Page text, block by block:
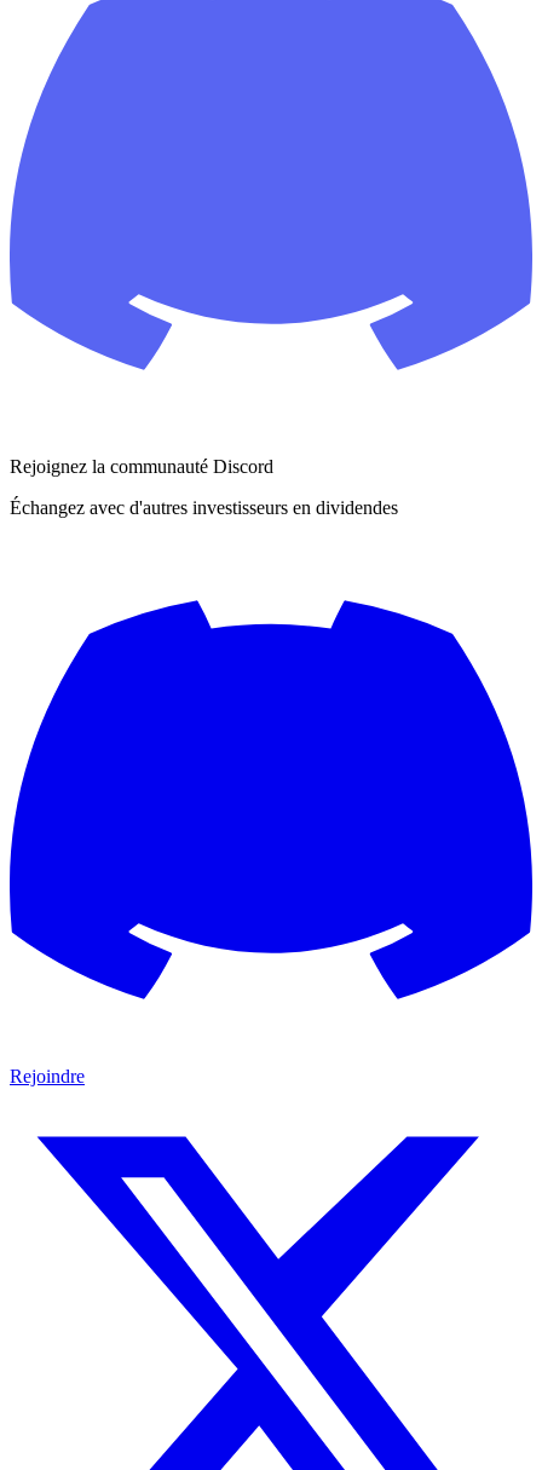
Rejoignez la communauté Discord
Échangez avec d'autres investisseurs en dividendes
Rejoindre